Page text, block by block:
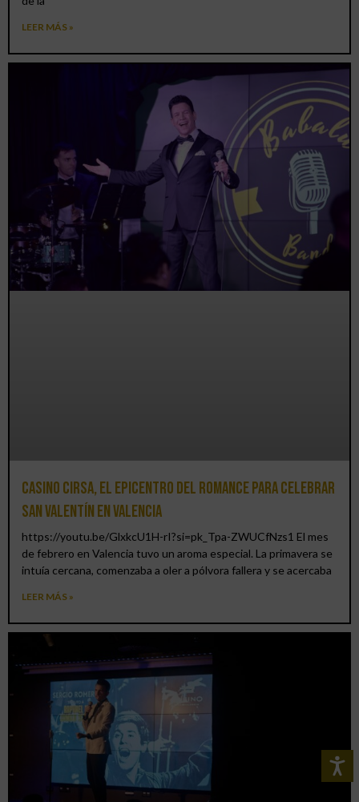
LEER MÁS »
Casino CIRSA, el epicentro del romance para celebrar
San Valentín en Valencia
https://youtu.be/GlxkcU1H-rI?si=pk_Tpa-ZWUCfNzs1 El mes
de febrero en Valencia tuvo un aroma especial. La primavera se
intuía cercana, comenzaba a oler a pólvora fallera y se acercaba
LEER MÁS »